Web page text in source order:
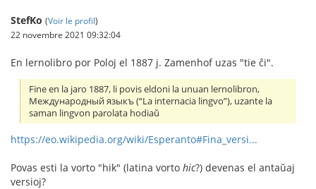
StefKo (Voir le profil)
22 novembre 2021 09:32:04
En lernolibro por Poloj el 1887 j. Zamenhof uzas "tie ĉi".
Fine en la jaro 1887, li povis eldoni la unuan lernolibron,
Международный языкъ (“La internacia lingvo”), uzante la
saman lingvon parolata hodiaŭ
https://eo.wikipedia.org/wiki/Esperanto#Fina_versi...
Povas esti la vorto "hik" (latina vorto hic?) devenas el antaŭaj
versioj?